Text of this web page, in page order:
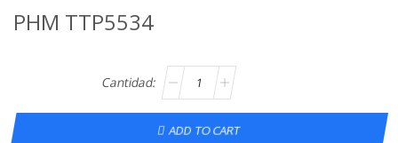
PHM TTP5534
ADD TO CART